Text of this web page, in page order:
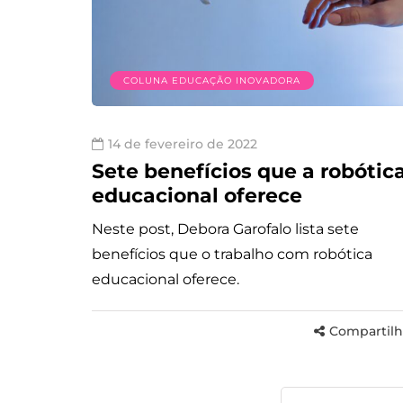
COLUNA EDUCAÇÃO INOVADORA
14 de fevereiro de 2022
Sete benefícios que a
educacional oferece
Neste post, Debora Garofalo lista sete
benefícios que o trabalho com robótica
educacional oferece.